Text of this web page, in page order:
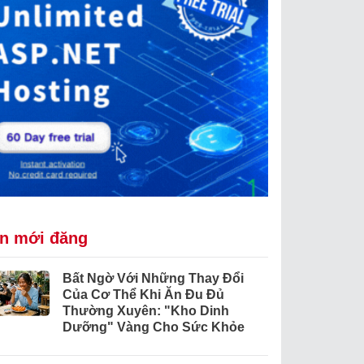
mới đăng
Bất Ngờ Với Những Thay Đổi
Của Cơ Thể Khi Ăn Đu Đủ
Thường Xuyên: "Kho Dinh
Dưỡng" Vàng Cho Sức Khỏe